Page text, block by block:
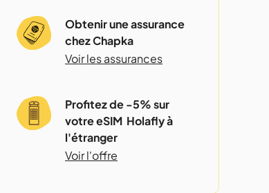
Obtenir une assurance
chez Chapka
Voir les assurances
Profitez de -5% sur
votre eSIM Holafly à
l'étranger
Voir l'offre